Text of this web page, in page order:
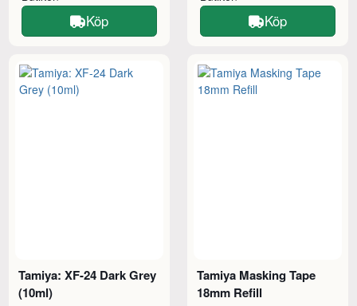
Köp Köp
Tamiya: XF-24 Dark Grey
(10ml)
Tamiya Masking Tape
18mm Refill